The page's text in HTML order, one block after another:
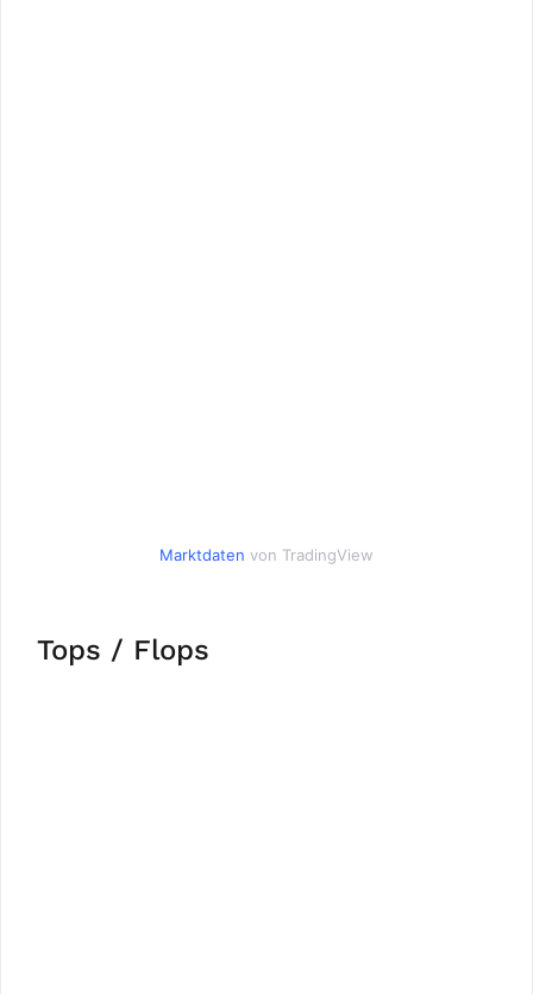
Marktdaten von TradingView
Tops / Flops